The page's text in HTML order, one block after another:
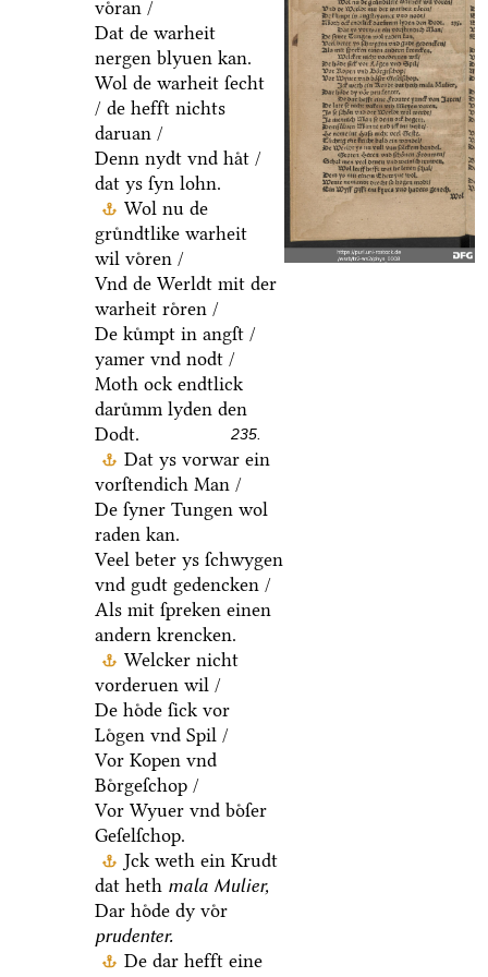
voͤran /
Dat de warheit
nergen blyuen kan.
Wol de warheit ſecht
/ de hefft nichts
daruan /
Denn nydt vnd haͤt /
dat ys ſyn lohn.
Wol nu de
gruͤndtlike warheit
wil voͤren /
Vnd de Werldt mit der
warheit roͤren /
De kuͤmpt in angſt /
yamer vnd nodt /
Moth ock endtlick
daruͤmm lyden den
Dodt.
235.
Dat ys vorwar ein
vorſtendich Man /
De ſyner Tungen wol
raden kan.
Veel beter ys ſchwygen
vnd gudt gedencken /
Als mit ſpreken einen
andern krencken.
Welcker nicht
vorderuen wil /
De hoͤde ſick vor
Loͤgen vnd Spil /
Vor Kopen vnd
Boͤrgeſchop /
Vor Wyuer vnd boͤſer
Geſelſchop.
Jck weth ein Krudt
dat heth mala Mulier,
Dar hoͤde dy voͤr
prudenter.
De dar hefft eine